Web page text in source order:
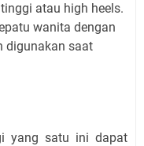
atau high heels.
wanita dengan
digunakan saat
yang satu ini dapat